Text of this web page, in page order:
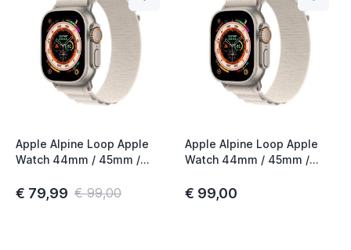
Apple Alpine Loop Apple
Watch 44mm / 45mm /
Starlight
€ 79,99 € 99,00
Apple Alpine Loop Apple
Watch 44mm / 45mm /
Starlight
€ 99,00